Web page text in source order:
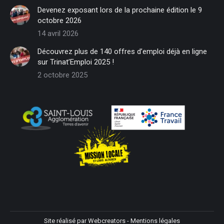
in
new
window
new
window
in
new
window
in
new
window
in
new
window
in
Devenez exposant lors de la prochaine édition le 9
octobre 2026
14 avril 2026
Découvrez plus de 140 offres d’emploi déjà en ligne
sur Trinat’Emploi 2025 !
2 octobre 2025
Site réalisé parWebcreators - Mentions légales